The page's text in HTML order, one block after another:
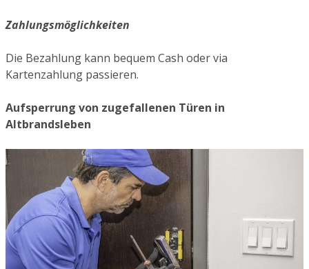
Zahlungsmöglichkeiten
Die Bezahlung kann bequem Cash oder via
Kartenzahlung passieren.
Aufsperrung von zugefallenen Türen in
Altbrandsleben